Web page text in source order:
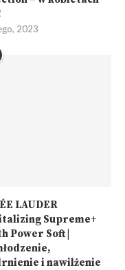
2023
LAUDER
Supreme+
Power Soft |
i nawilżenie